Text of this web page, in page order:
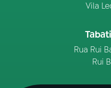
Vila
Rua Rui
Rui